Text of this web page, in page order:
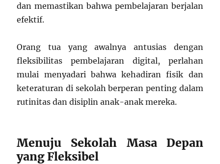
dan memastikan bahwa pembelajaran berjalan
efektif.
Orang tua yang awalnya antusias dengan
fleksibilitas pembelajaran digital, perlahan
mulai menyadari bahwa kehadiran fisik dan
keteraturan di sekolah berperan penting dalam
rutinitas dan disiplin anak-anak mereka.
Menuju Sekolah Masa Depan
yang Fleksibel